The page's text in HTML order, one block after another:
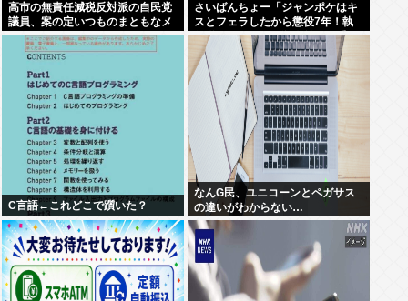
高市の無責任減税反対派の自民党
議員、案の定いつものまともなメ
ンツだったwww
さいばんちょー「ジャンポケはキ
スとフェラしたから懲役7年！執
行猶予なし！」←殺人並みに重く
て草
C言語←これどこで躓いた？
なんG民、ユニコーンとペガサス
の違いがわからない…